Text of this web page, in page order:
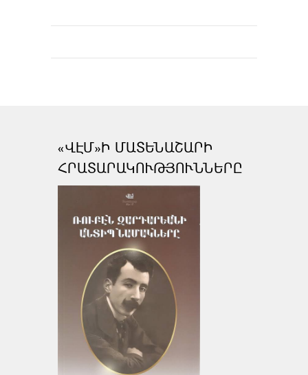
«ՎԷՄ»Ի ՄԱՏԵՆԱՇԱՐԻ
ՀՐԱՏԱՐԱԿՈՒԹՅՈՒՆՆԵՐԸ